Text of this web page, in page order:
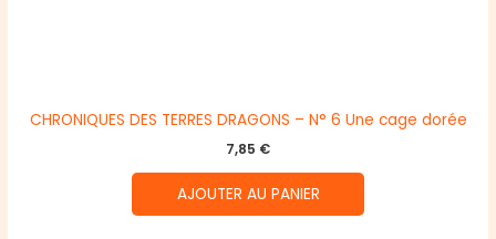
CHRONIQUES DES TERRES DRAGONS – N° 6 Une cage dorée
7,85 €
AJOUTER AU PANIER